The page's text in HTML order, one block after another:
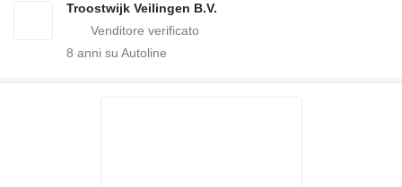
Troostwijk Veilingen B.V.
8 anni su Autoline